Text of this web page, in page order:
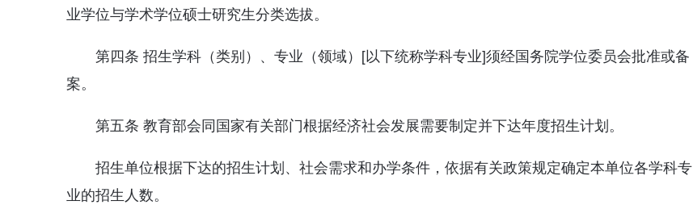
业学位与学术学位硕士研究生分类选拔。
第四条 招生学科（类别）、专业（领域）[以下统称学科专业]须经国务院学位委员会批准或备
案。
第五条 教育部会同国家有关部门根据经济社会发展需要制定并下达年度招生计划。
招生单位根据下达的招生计划、社会需求和办学条件，依据有关政策规定确定本单位各学科专
业的招生人数。